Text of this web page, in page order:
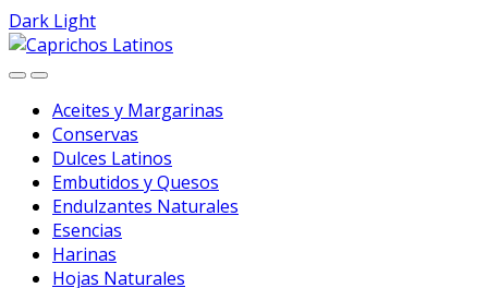
Dark Light
Skip
to
Skip
to
Aceites y Margarinas
Conservas
Dulces Latinos
Embutidos y Quesos
Endulzantes Naturales
Esencias
Harinas
Hojas Naturales